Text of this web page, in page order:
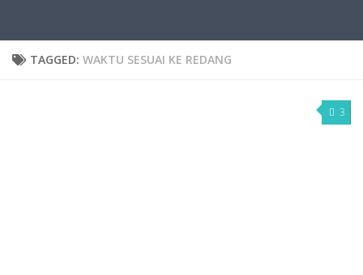
TAGGED: WAKTU SESUAI KE REDANG
3